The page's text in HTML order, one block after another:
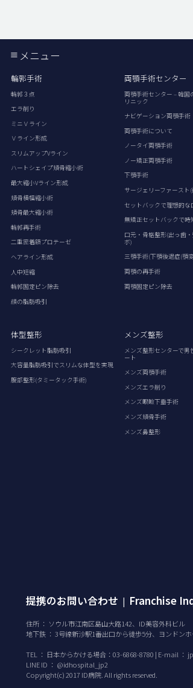
メニュー
輪郭手術
輪郭３点
エラ削り
ミニＶライン
Ｖライン形成
スリムアップVライン
ハートシェイプ頬骨縮小術
最大縮小Vライン形成
頬骨横幅縮小術
頬骨最大縮小術
輪郭再手術
二重密着額プロテーゼ
ヘアライン形成
人中短縮
輪郭固定ピン除去
顔の脂肪吸引
両顎手術センター
両顎手術センター – 韓国
リニック
ナビゲーション両顎手術
両顎手術について
ノータイ両顎手術
ノー矯正両顎手術
下顎手術
サージェリーファースト
セットバックで理想的な
無矯正セットバックで時
口元・骨格整形(出っ歯
ボ)
三顎手術(下顎後退症(顎
両顎の再手術
両顎固定ピン除去
体型整形
シークレット脂肪吸引
大容量脂肪吸引でスリムな体型を実現
腹部整形(タミータック手術)
メンズ整形
メンズ整形センターで男
ート
メンズ両顎手術
メンズエラ削り
メンズ眼瞼下垂手術
メンズ頬骨手術
メンズ鼻整形
提携のお問い合わせ | Franchise
住所 ： ソウル市江南区島山大路142、ID美容外科ビル
地下鉄 ： 3号線新沙駅1番出口から徒歩5分、ヨンドン
TEL ： 日本からかける場合：03-6868-8780 | E-mail ：
LINE ID ： @idhospital_jp2
Copyright(c) 2017 ID病院. All rights reserved.